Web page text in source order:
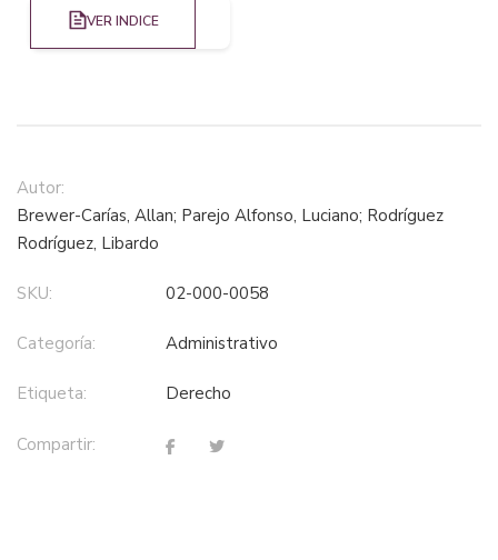
VER INDICE
Autor:
Brewer-Carías, Allan; Parejo Alfonso, Luciano; Rodríguez
Rodríguez, Libardo
SKU: 02-000-0058
Categoría: administrativo
Etiqueta: derecho
Compartir: